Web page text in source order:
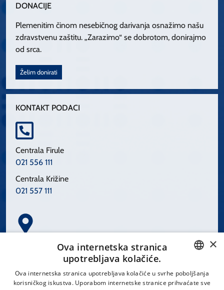
DONACIJE
Plemenitim činom nesebičnog darivanja osnažimo našu
zdravstvenu zaštitu. „Zarazimo“ se dobrotom, donirajmo
od srca.
Želim donirati
KONTAKT PODACI
Centrala Firule
021 556 111
Centrala Križine
021 557 111
Spinčićeva 1, 21000 Split
CROATIAN
×
Ova internetska stranica
upotrebljava kolačiće.
Ova internetska stranica upotrebljava kolačiće u svrhe poboljšanja
korisničkog iskustva. Uporabom internetske stranice prihvaćate sve